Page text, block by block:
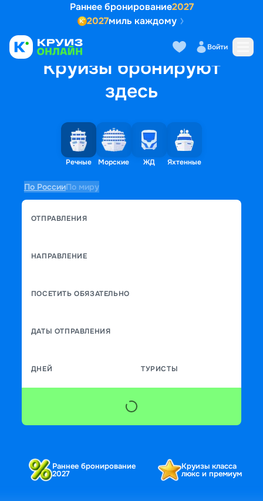
Раннее бронирование2027
2027миль каждому
Войти
Круизы бронируют
здесь
Речные Морские ЖД Яхтенные
По РоссииПо миру
ОТПРАВЛЕНИЯ
НАПРАВЛЕНИЕ
ПОСЕТИТЬ ОБЯЗАТЕЛЬНО
ДАТЫ ОТПРАВЛЕНИЯ
ДНЕЙ ТУРИСТЫ
Раннее бронирование
2027
Круизы класса
люкс и премиум